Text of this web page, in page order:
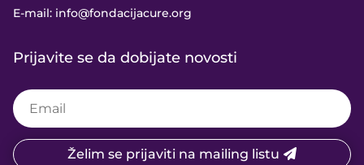
E-mail: info@fondacijacure.org
Prijavite se da dobijate novosti
Želim se prijaviti na mailing listu